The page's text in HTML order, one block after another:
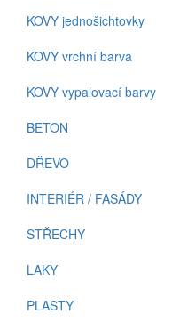
KOVY jednošichtovky
KOVY vrchní barva
KOVY vypalovací barvy
BETON
DŘEVO
INTERIÉR / FASÁDY
STŘECHY
LAKY
PLASTY